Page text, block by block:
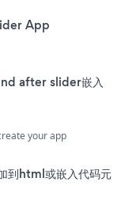
App
after slider嵌入
your app
到html或嵌入代码元